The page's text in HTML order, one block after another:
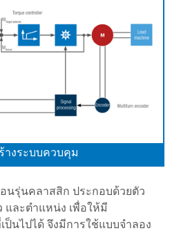
างระบบควบคุม
นรุ่นคลาสสิก ประกอบด้วยตัว
และตำแหน่ง เพื่อให้มี
ป็นไปได้ จึงมีการใช้แบบจำลอง